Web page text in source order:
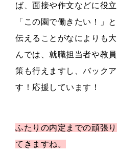
ば、面接や作文などに役
「この園で働きたい！」
伝えることがなによりも
んでは、就職担当者や教
策も行えますし、バック
す！応援しています！
ふたりの内定までの頑張
てきますね。